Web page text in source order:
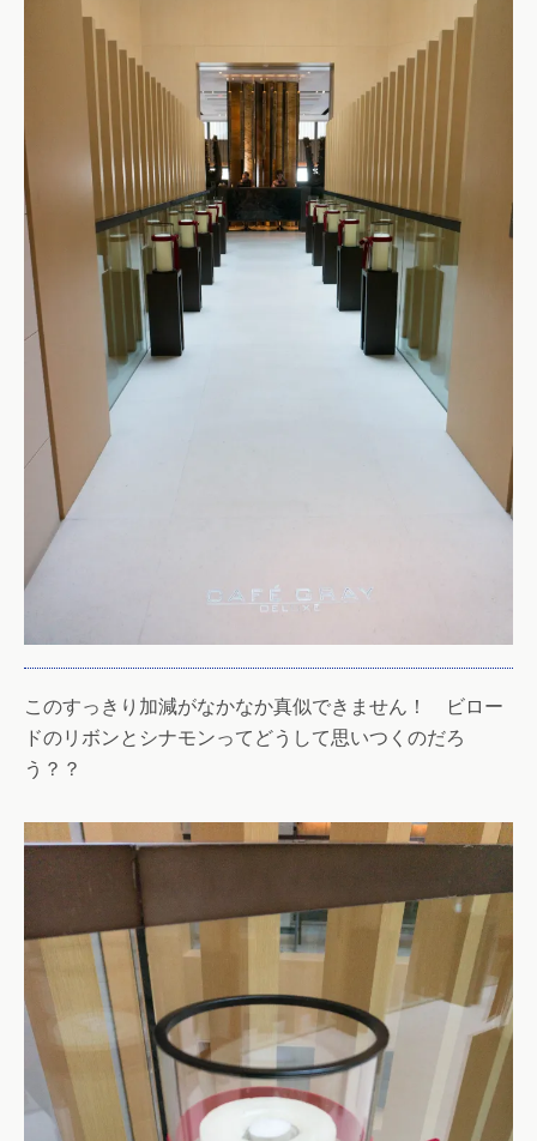
このすっきり加減がなかなか真似できません！ ビロー
ドのリボンとシナモンってどうして思いつくのだろ
う？？